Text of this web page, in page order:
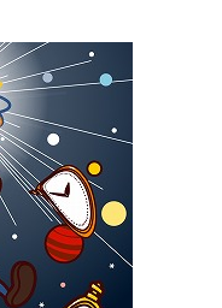
学共通テスト利用選抜の
項＆願書
の資料請求